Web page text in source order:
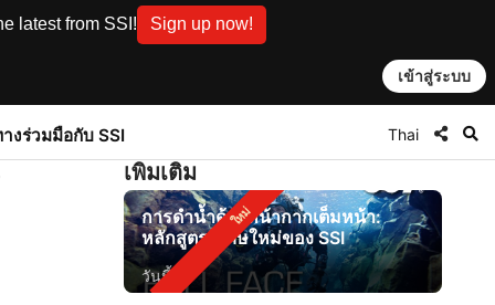
latest from SSI! Sign up now!
เข้าสู่ระบบ
งร่วมมือกับ SSI Thai
เพิ่มเติม
การดำน้ำด้วยหน้ากากเต็มหน้า:
หลักสูตรพิเศษใหม่ของ SSI
วันนี้